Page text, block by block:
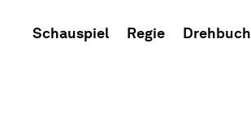
Schauspiel Regie Drehbuch